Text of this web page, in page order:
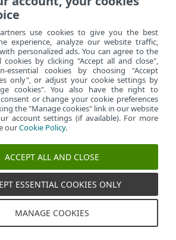
spol. s r.
Cookies verwalten
Cookie-Richtlinie
use cookies to give you the best
experience, analyze our website traffic,
personalized ads. You can agree to the
by clicking "Accept all and close",
essential cookies by choosing "Accept
only", or adjust your cookie settings by
cookies". You also have the right to
or change your cookie preferences
the "Manage cookies" link in our website
account settings (if available). For more
ourCookie Policy.
ACCEPT ALL AND CLOSE
ESSENTIAL COOKIES ONLY
MANAGE COOKIES